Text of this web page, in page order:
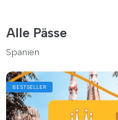
Alle Pässe
Spanien
BESTSELLER